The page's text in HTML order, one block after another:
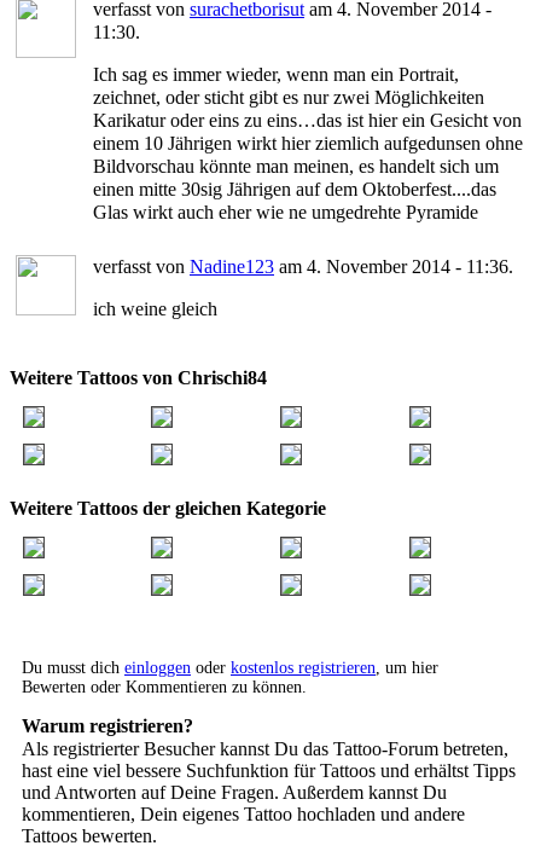
verfasst von surachetborisut am 4. November 2014 -
11:30.
Ich sag es immer wieder, wenn man ein Portrait,
zeichnet, oder sticht gibt es nur zwei Möglichkeiten
Karikatur oder eins zu eins…das ist hier ein Gesicht von
einem 10 Jährigen wirkt hier ziemlich aufgedunsen ohne
Bildvorschau könnte man meinen, es handelt sich um
einen mitte 30sig Jährigen auf dem Oktoberfest....das
Glas wirkt auch eher wie ne umgedrehte Pyramide
verfasst von Nadine123 am 4. November 2014 - 11:36.
ich weine gleich
Weitere Tattoos von Chrischi84
Weitere Tattoos der gleichen Kategorie
Du musst dich einloggen oder kostenlos registrieren , um hier
Bewerten oder Kommentieren zu können.
Warum registrieren?
Als registrierter Besucher kannst Du das Tattoo-Forum betreten,
hast eine viel bessere Suchfunktion für Tattoos und erhältst Tipps
und Antworten auf Deine Fragen. Außerdem kannst Du
kommentieren, Dein eigenes Tattoo hochladen und andere
Tattoos bewerten.